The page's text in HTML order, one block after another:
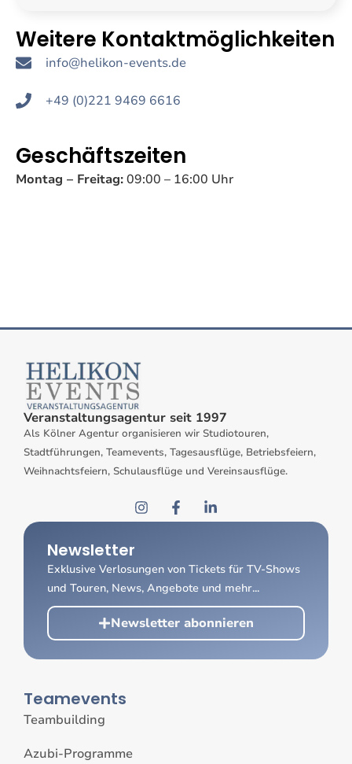
Weitere Kontaktmöglichkeiten
info@helikon-events.de
+49 (0)221 9469 6616
Geschäftszeiten
Montag – Freitag:09:00 – 16:00 Uhr
Veranstaltungsagentur seit 1997
Als Kölner Agentur organisieren wir Studiotouren,
Stadtführungen, Teamevents, Tagesausflüge, Betriebsfeiern,
Weihnachtsfeiern, Schulausflüge und Vereinsausflüge.
Newsletter
Exklusive Verlosungen von Tickets für TV-Shows
und Touren, News, Angebote und mehr...
Newsletter abonnieren
Teamevents
Teambuilding
Azubi-Programme